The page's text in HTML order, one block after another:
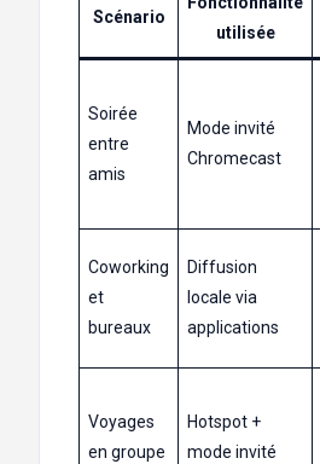
Scénario
utilisée
Soirée
entre
amis
Mode invité
Chromecast
Coworking
et
bureaux
Diffusion
locale via
applications
Voyages
en groupe
Hotspot +
mode invité